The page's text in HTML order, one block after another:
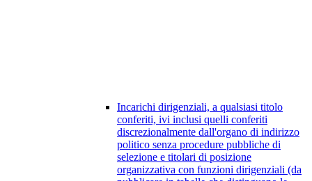
Incarichi dirigenziali, a qualsiasi titolo
conferiti, ivi inclusi quelli conferiti
discrezionalmente dall'organo di indirizzo
politico senza procedure pubbliche di
selezione e titolari di posizione
organizzativa con funzioni dirigenziali (da